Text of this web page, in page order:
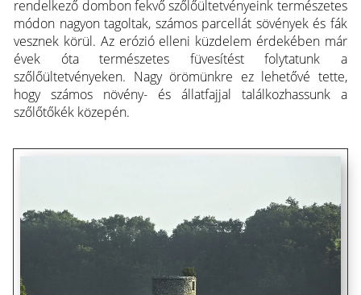
rendelkező dombon fekvő szőlőültetvényeink természetes
módon nagyon tagoltak, számos parcellát sövények és fák
vesznek körül. Az erózió elleni küzdelem érdekében már
évek óta természetes füvesítést folytatunk a
szőlőültetvényeken. Nagy örömünkre ez lehetővé tette,
hogy számos növény- és állatfajjal találkozhassunk a
szőlőtőkék közepén.